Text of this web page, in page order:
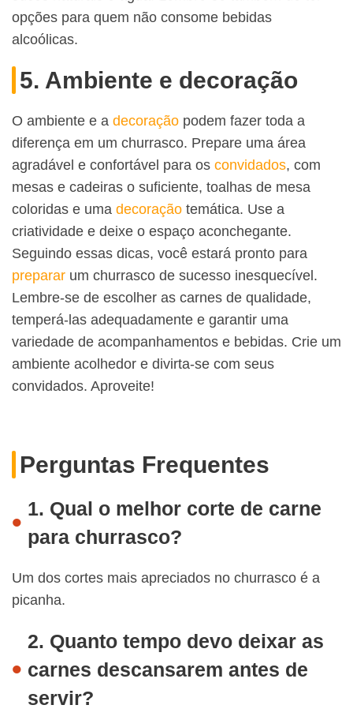
opções para quem não consome bebidas
alcoólicas.
5. Ambiente e decoração
O ambiente e a decoração podem fazer toda a
diferença em um churrasco. Prepare uma área
agradável e confortável para os convidados, com
mesas e cadeiras o suficiente, toalhas de mesa
coloridas e uma decoração temática. Use a
criatividade e deixe o espaço aconchegante.
Seguindo essas dicas, você estará pronto para
preparar um churrasco de sucesso inesquecível.
Lembre-se de escolher as carnes de qualidade,
temperá-las adequadamente e garantir uma
variedade de acompanhamentos e bebidas. Crie um
ambiente acolhedor e divirta-se com seus
convidados. Aproveite!
Perguntas Frequentes
1. Qual o melhor corte de carne
para churrasco?
Um dos cortes mais apreciados no churrasco é a
picanha.
2. Quanto tempo devo deixar as
carnes descansarem antes de
servir?